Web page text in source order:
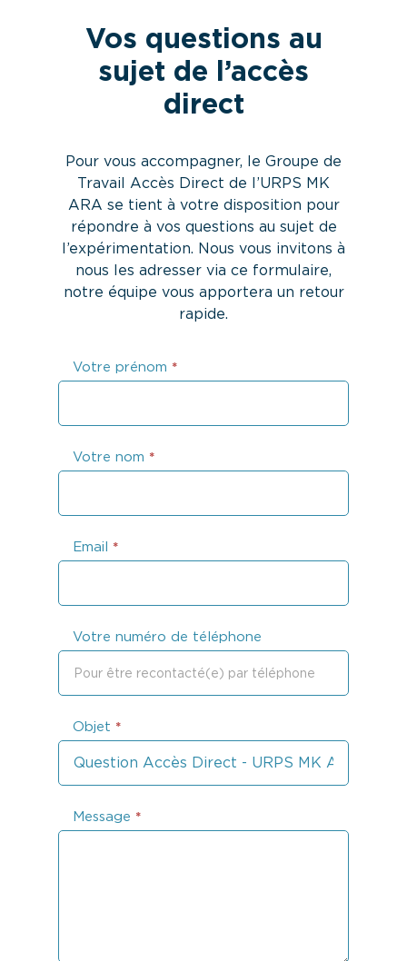
Vos questions au
sujet de l’accès
direct
Pour vous accompagner, le Groupe de
Travail Accès Direct de l’URPS MK
ARA se tient à votre disposition pour
répondre à vos questions au sujet de
l’expérimentation. Nous vous invitons à
nous les adresser via ce formulaire,
notre équipe vous apportera un retour
rapide.
Questions
Votre prénom *
Votre nom *
Email *
Votre numéro de téléphone
Objet *
Message *